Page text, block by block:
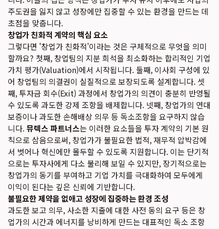
주도권을 잃지 않고 성장에만 집중할 수 있는 환경을 만드는 데
초점을 맞춥니다.
창업가 친화적 계약의 핵심 요소
그렇다면 '창업가 친화적'이라는 것은 구체적으로 무엇을 의미
할까요? 첫째, 창업팀의 지분 희석을 최소화하는 합리적인 기업
가치 평가(Valuation)에서 시작됩니다. 둘째, 이사회 구성에 있
어 창업팀의 의결권이 실질적으로 보장되도록 설계합니다. 셋
째, 투자금 회수(Exit) 과정에서 창업가의 의견이 충분히 반영될
수 있도록 과도한 강제 조항을 배제합니다. 넷째, 창업가의 연대
보증이나 과도한 손해배상 의무 등 독소조항을 요구하지 않습
니다.뮤렉스 파트너스는 이러한 요소들을 투자 계약의 기본 원
칙으로 삼음으로써, 창업가가 불필요한 법적, 재무적 압박감에
서 벗어나 혁신에만 몰두할 수 있도록 지원합니다. 이는 단기적
으로는 투자사에게 다소 불리해 보일 수 있지만, 장기적으로는
창업가의 동기를 부여하고 기업 가치를 극대화하여 모두에게
이익이 된다는 깊은 신뢰에 기반합니다.
불필요한 제약을 없애고 성장에 집중하는 환경 조성
과도한 보고 의무, 사소한 지출에 대한 사전 동의 요구 등은 창
업가의 시간과 에너지를 낭비하게 만드는 대표적인 독소 조항